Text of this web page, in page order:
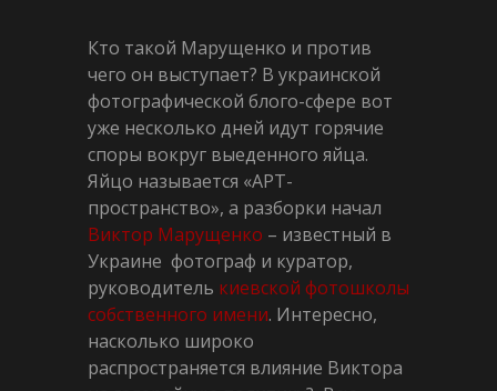
Кто такой Марущенко и против
чего он выступает? В украинской
фотографической блого-сфере вот
уже несколько дней идут горячие
споры вокруг выеденного яйца.
Яйцо называется «АРТ-
пространство», а разборки начал
Виктор Марущенко – известный в
Украине фотограф и куратор,
руководитель киевской фотошколы
собственного имени. Интересно,
насколько широко
распространяется влияние Виктора